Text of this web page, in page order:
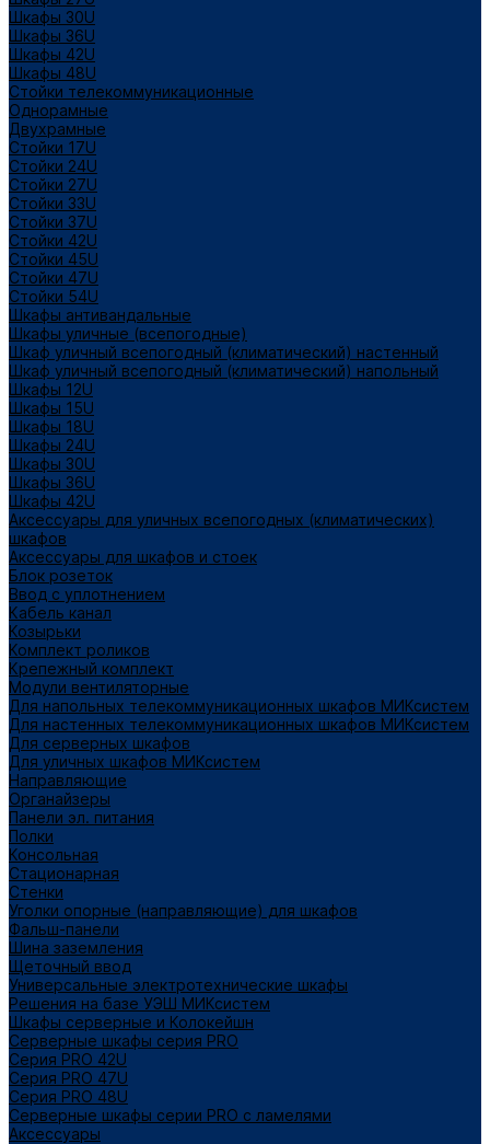
Шкафы 30U
Шкафы 36U
Шкафы 42U
Шкафы 48U
Стойки телекоммуникационные
Однорамные
Двухрамные
Стойки 17U
Стойки 24U
Стойки 27U
Стойки 33U
Стойки 37U
Стойки 42U
Стойки 45U
Стойки 47U
Стойки 54U
Шкафы антивандальные
Шкафы уличные (всепогодные)
Шкаф уличный всепогодный (климатический) настенный
Шкаф уличный всепогодный (климатический) напольный
Шкафы 12U
Шкафы 15U
Шкафы 18U
Шкафы 24U
Шкафы 30U
Шкафы 36U
Шкафы 42U
Аксессуары для уличных всепогодных (климатических)
шкафов
Аксессуары для шкафов и стоек
Блок розеток
Ввод с уплотнением
Кабель канал
Козырьки
Комплект роликов
Крепежный комплект
Модули вентиляторные
Для напольных телекоммуникационных шкафов МИКсистем
Для настенных телекоммуникационных шкафов МИКсистем
Для серверных шкафов
Для уличных шкафов МИКсистем
Направляющие
Органайзеры
Панели эл. питания
Полки
Консольная
Стационарная
Стенки
Уголки опорные (направляющие) для шкафов
Фальш-панели
Шина заземления
Щеточный ввод
Универсальные электротехнические шкафы
Решения на базе УЭШ МИКсистем
Шкафы серверные и Колокейшн
Серверные шкафы серия PRO
Серия PRO 42U
Серия PRO 47U
Серия PRO 48U
Серверные шкафы серии PRO с ламелями
Аксессуары